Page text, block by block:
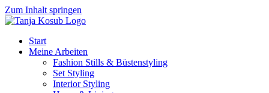
Zum Inhalt springen
Start
Meine Arbeiten
Fashion Stills & Büstenstyling
Set Styling
Interior Styling